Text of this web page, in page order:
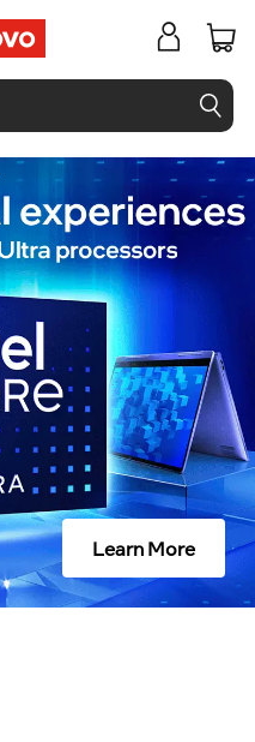
Learn More